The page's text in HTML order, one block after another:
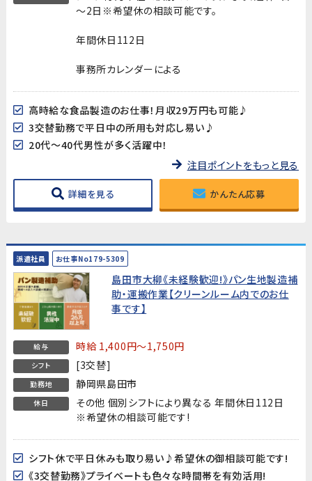
～2日※希望休の相談可能です。
年間休日112日
事務所カレンダーによる
高時給な食品製造のお仕事！月収29万円も可能♪
3交替勤務で平日中の所用も対応し易い♪
20代～40代男性が多く活躍中！
注目ポイントをもっと見る
詳細を見る かんたん応募
派遣社員 お仕事No179-5309
島田市大柳《未経験歓迎!》パン生地製造補
助・運搬作業【クリーンルーム内でのお仕
事です】
給与 時給 1,400円～1,750円
シフト [3交替]
勤務地 静岡県島田市
休日
その他 個別シフトにより異なる 年間休日112日
※希望休の相談可能です!
シフト休で平日休みも取り易い♪希望休の御相談可能です!
《3交替勤務》プライベートも色々な時間帯を有効活用!